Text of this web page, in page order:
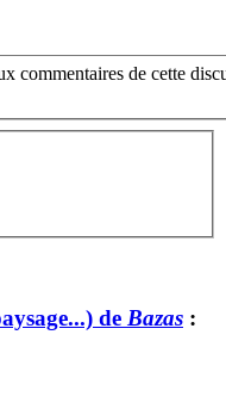
commentaires de cette
de Bazas :